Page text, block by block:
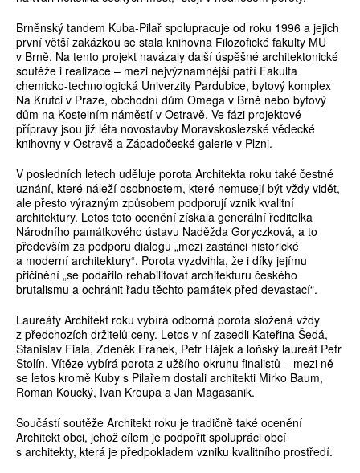
Brněnský tandem Kuba-Pilař spolupracuje od roku 1996 a jejich
první větší zakázkou se stala knihovna Filozofické fakulty MU
v Brně. Na tento projekt navázaly další úspěšné architektonické
soutěže i realizace – mezi nejvýznamnější patří Fakulta
chemicko-technologická Univerzity Pardubice, bytový komplex
Na Krutci v Praze, obchodní dům Omega v Brně nebo bytový
dům na Kostelním náměstí v Ostravě. Ve fázi projektové
přípravy jsou již léta novostavby Moravskoslezské vědecké
knihovny v Ostravě a Západočeské galerie v Plzni.
V posledních letech uděluje porota Architekta roku také čestné
uznání, které náleží osobnostem, které nemusejí být vždy vidět,
ale přesto výrazným způsobem podporují vznik kvalitní
architektury. Letos toto ocenění získala generální ředitelka
Národního památkového ústavu Naděžda Goryczková, a to
především za podporu dialogu „mezi zastánci historické
a moderní architektury“. Porota vyzdvihla, že i díky jejímu
přičinění „se podařilo rehabilitovat architekturu českého
brutalismu a ochránit řadu těchto památek před devastací“.
Laureáty Architekt roku vybírá odborná porota složená vždy
z předchozích držitelů ceny. Letos v ní zasedli Kateřina Šedá,
Stanislav Fiala, Zdeněk Fránek, Petr Hájek a loňský laureát Petr
Stolín. Vítěze vybírá porota z užšího okruhu finalistů – mezi ně
se letos kromě Kuby s Pilařem dostali architekti Mirko Baum,
Roman Koucký, Ivan Kroupa a Jan Magasanik.
Součástí soutěže Architekt roku je tradičně také ocenění
Architekt obci, jehož cílem je podpořit spolupráci obcí
s architekty, která je předpokladem vzniku kvalitního prostředí.